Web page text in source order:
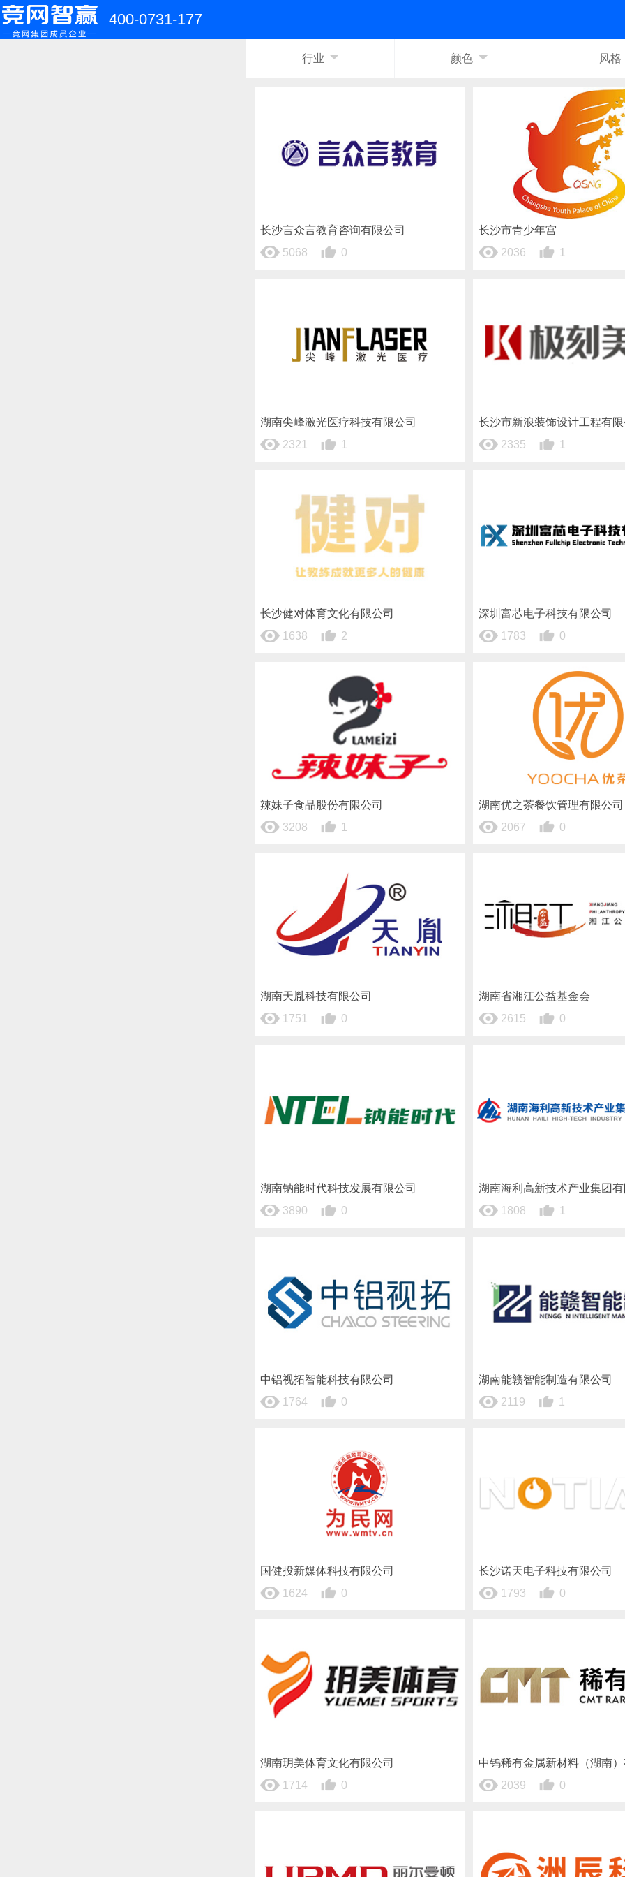
400-0731-177
行业 颜色 风格
长沙言众言教育咨询有限公司
5068
0
长沙市青少年宫
2036
1
湖南尖峰激光医疗科技有限公司
2321
1
长沙市新浪装饰设计工程有
2335
1
长沙健对体育文化有限公司
1638
2
深圳富芯电子科技有限公司
1783
0
辣妹子食品股份有限公司
3208
1
湖南优之茶餐饮管理有限公司
2067
0
湖南天胤科技有限公司
1751
0
湖南省湘江公益基金会
2615
0
湖南钠能时代科技发展有限公司
3890
0
湖南海利高新技术产业集团
1808
1
中铝视拓智能科技有限公司
1764
0
湖南能赣智能制造有限公司
2119
1
国健投新媒体科技有限公司
1624
0
长沙诺天电子科技有限公司
1793
0
湖南玥美体育文化有限公司
1714
0
中钨稀有金属新材料（湖南
2039
0